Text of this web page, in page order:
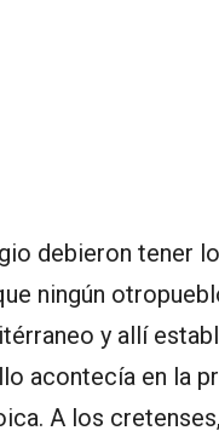
debieron tener
ningún
y allí
acontecía en la
A los